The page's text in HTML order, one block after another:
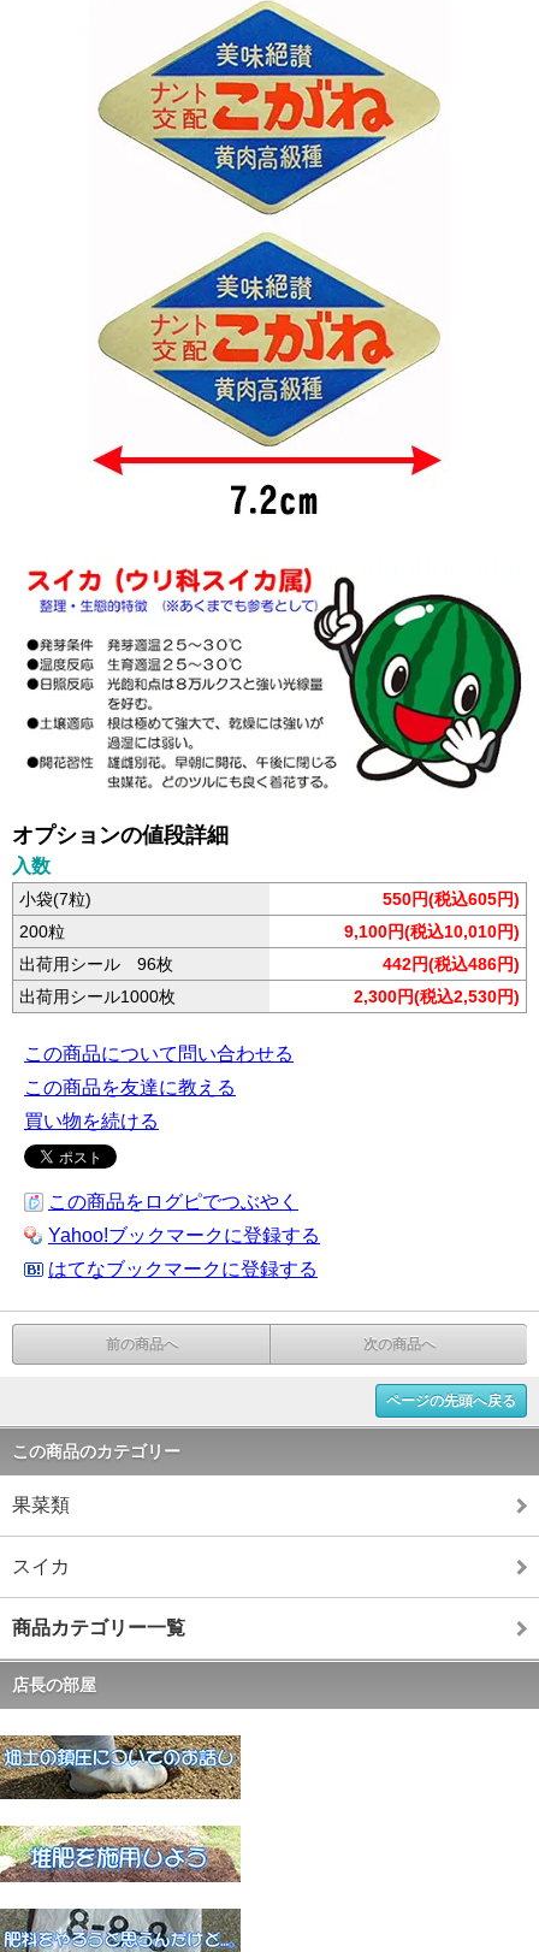
オプションの値段詳細
入数
小袋(7粒)
550円(税込605円)
200粒
9,100円(税込10,010円)
出荷用シール 96枚
442円(税込486円)
出荷用シール1000枚
2,300円(税込2,530円)
この商品について問い合わせる
この商品を友達に教える
買い物を続ける
この商品をログピでつぶやく
Yahoo!ブックマークに登録する
はてなブックマークに登録する
前の商品へ 次の商品へ
ページの先頭へ戻る
この商品のカテゴリー
果菜類
スイカ
商品カテゴリー一覧
店長の部屋